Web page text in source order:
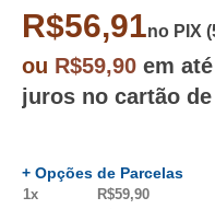
R$56,91no PIX
ou R$59,90 em até
juros no cartão
+ Opções de Parcelas
1x R$59,90